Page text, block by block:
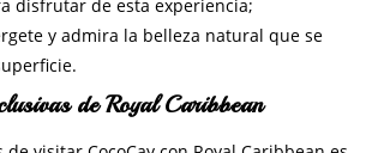
disfrutar de esta experiencia;
y admira la belleza natural que se
de Royal Caribbean